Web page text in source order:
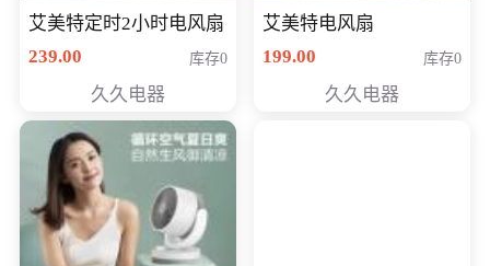
艾美特定时2小时电风扇
239.00
库存0
久久电器
艾美特电风扇
199.00
库存0
久久电器